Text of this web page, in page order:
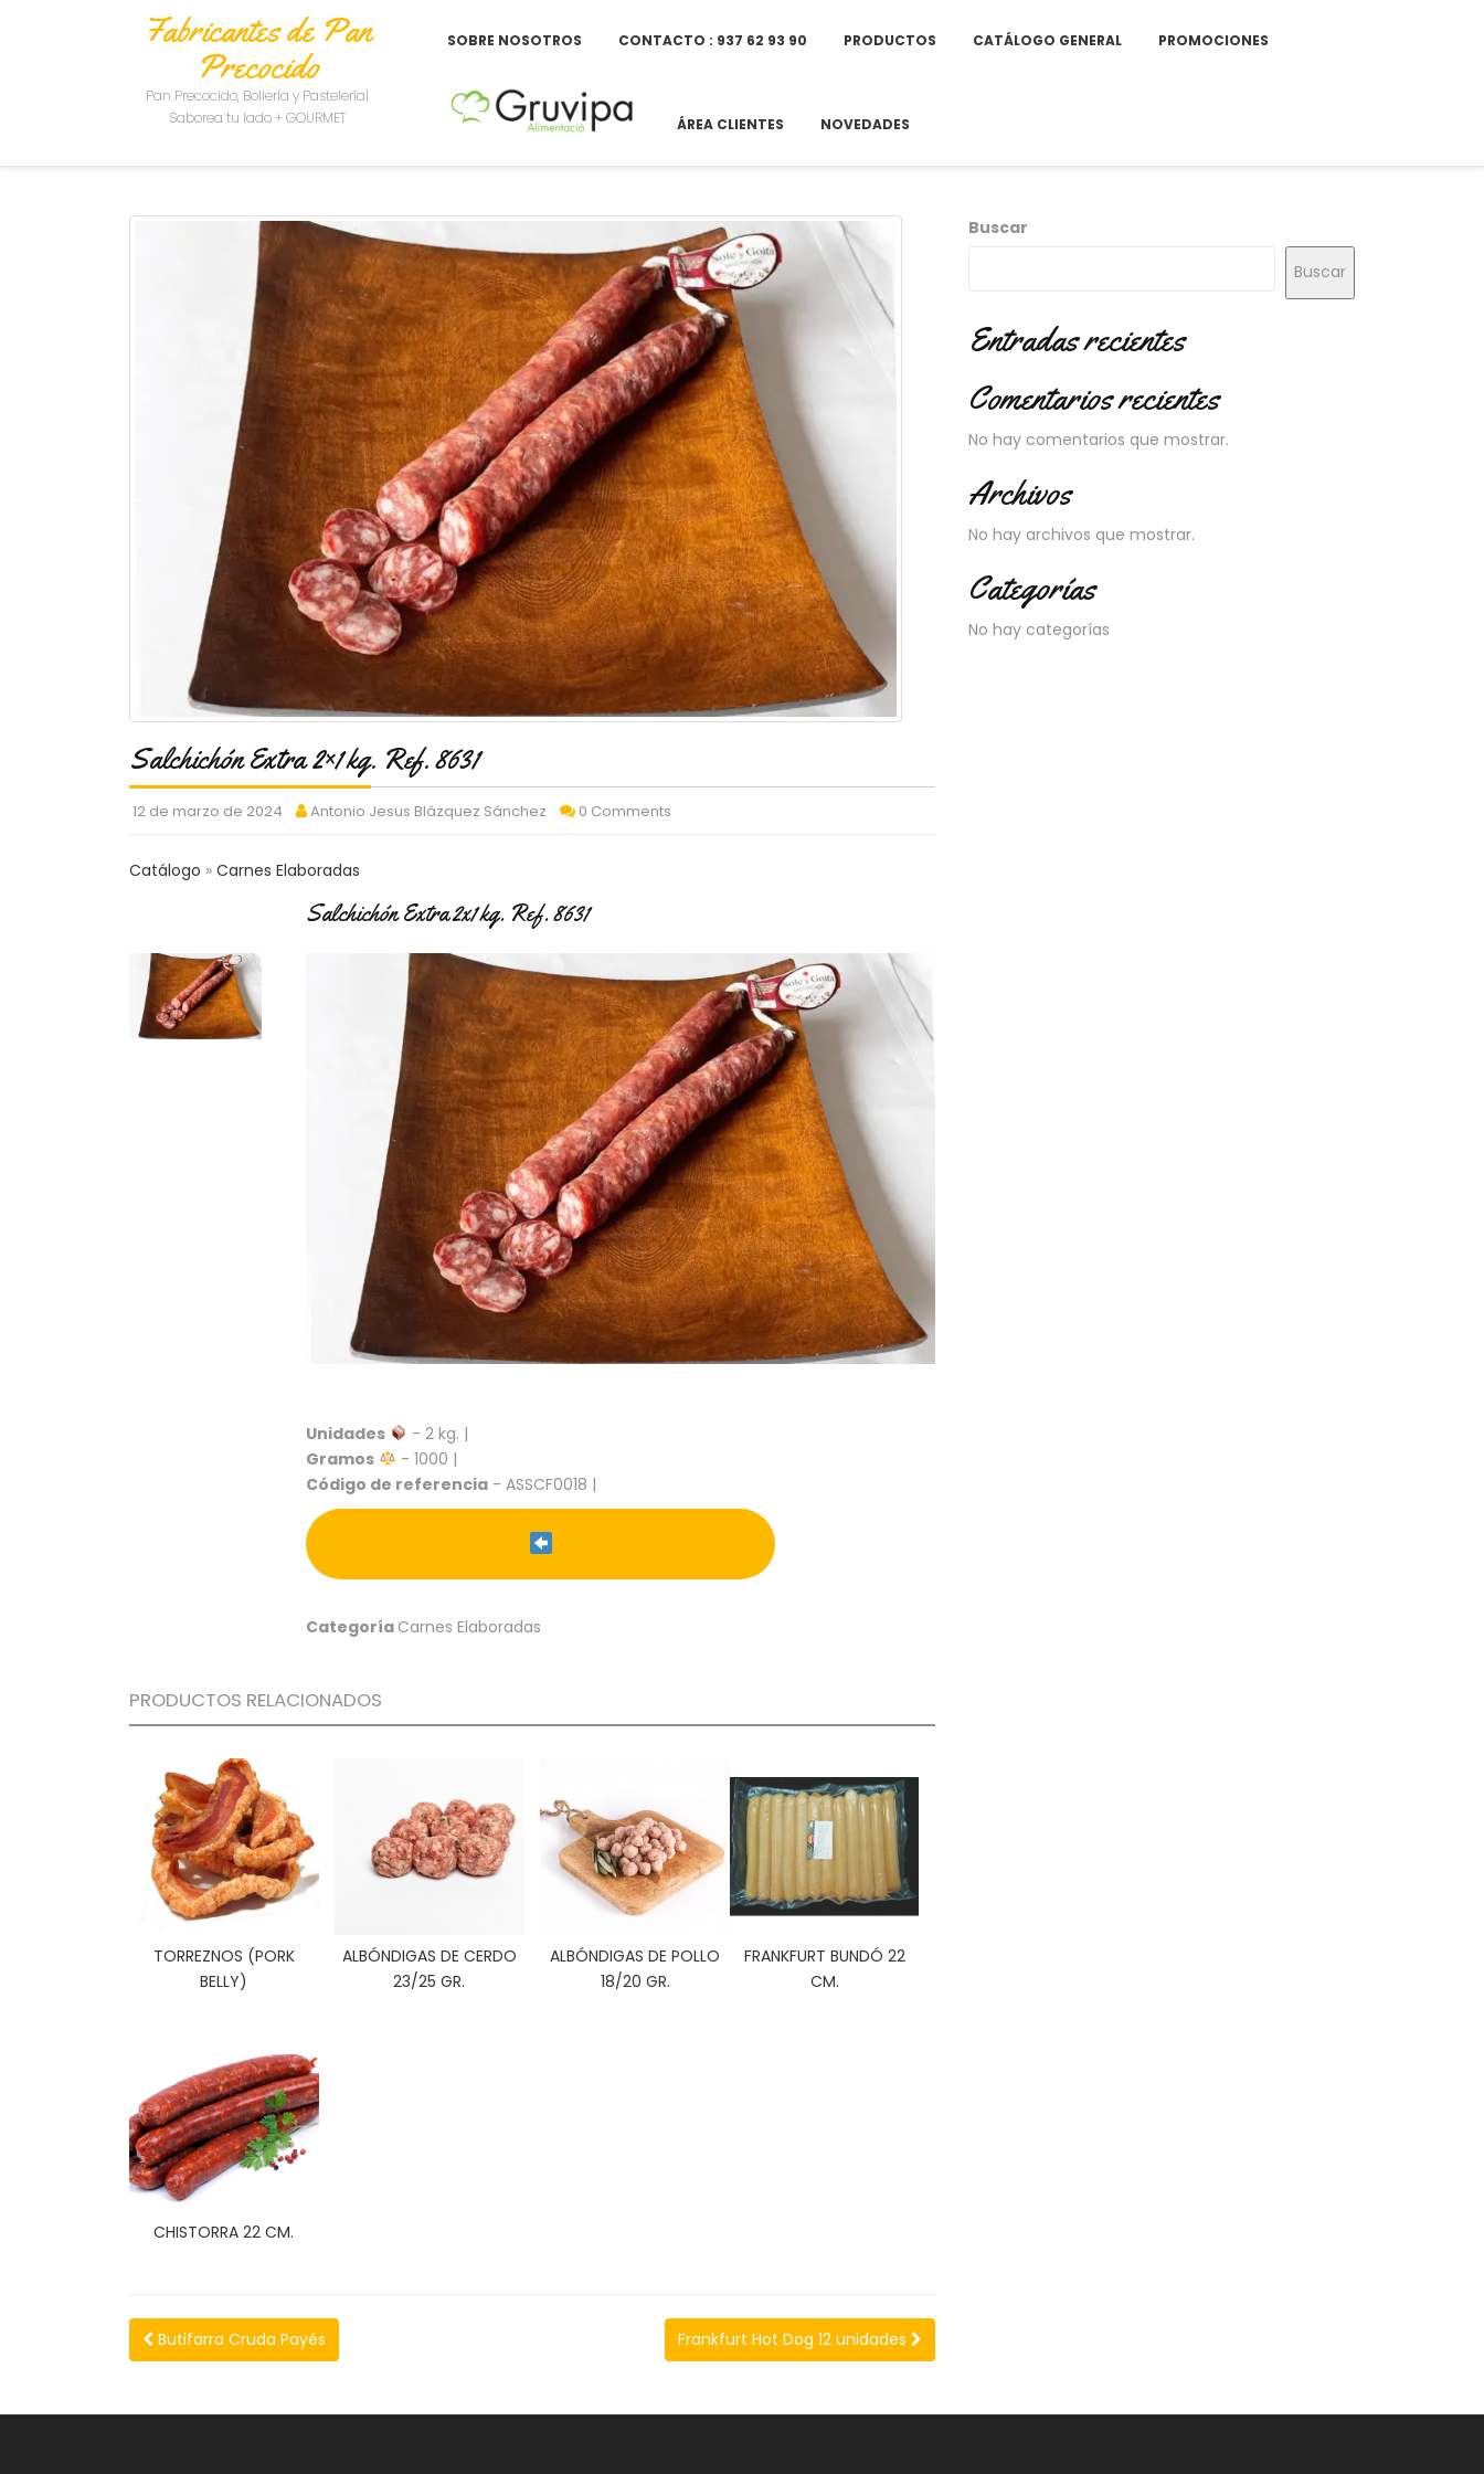
Fabricantes de Pan
Precocido
Pan Precocido, Bollería y Pastelería|
Saborea tu lado + GOURMET
SOBRE NOSOTROS CONTACTO : 937 62 93 90 PRODUCTOS CATÁLOGO GENERAL PROMOCIONES
ÁREA CLIENTES NOVEDADES
Salchichón Extra 2×1 kg. Ref. 8631
12 de marzo de 2024 Antonio Jesus Blázquez Sánchez 0 Comments
Catálogo Carnes Elaboradas
Salchichón Extra 2x1 kg. Ref. 8631
Unidades
- 2 kg. |
Gramos
- 1000 |
Código de referencia - ASSCF0018 |
Categoría Carnes Elaboradas
PRODUCTOS RELACIONADOS
TORREZNOS (PORK
BELLY)
ALBÓNDIGAS DE CERDO
23/25 GR.
ALBÓNDIGAS DE POLLO
18/20 GR.
FRANKFURT BUNDÓ 22
CM.
CHISTORRA 22 CM.
Butifarra Cruda Payés Frankfurt Hot Dog 12 unidades
Buscar
Buscar
Entradas recientes
Comentarios recientes
No hay comentarios que mostrar.
Archivos
No hay archivos que mostrar.
Categorías
No hay categorías